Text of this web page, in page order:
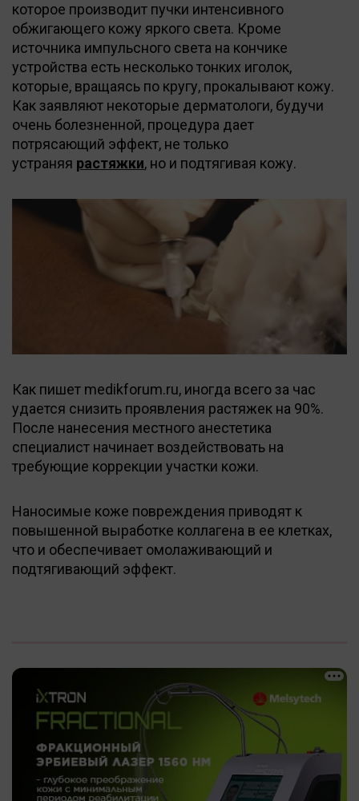
которое производит пучки интенсивного
обжигающего кожу яркого света. Кроме
источника импульсного света на кончике
устройства есть несколько тонких иголок,
которые, вращаясь по кругу, прокалывают кожу.
Как заявляют некоторые дерматологи, будучи
очень болезненной, процедура дает
потрясающий эффект, не только
устраняя растяжки, но и подтягивая кожу.
Как пишет medikforum.ru, иногда всего за час
удается снизить проявления растяжек на 90%.
После нанесения местного анестетика
специалист начинает воздействовать на
требующие коррекции участки кожи.
Наносимые коже повреждения приводят к
повышенной выработке коллагена в ее клетках,
что и обеспечивает омолаживающий и
подтягивающий эффект.